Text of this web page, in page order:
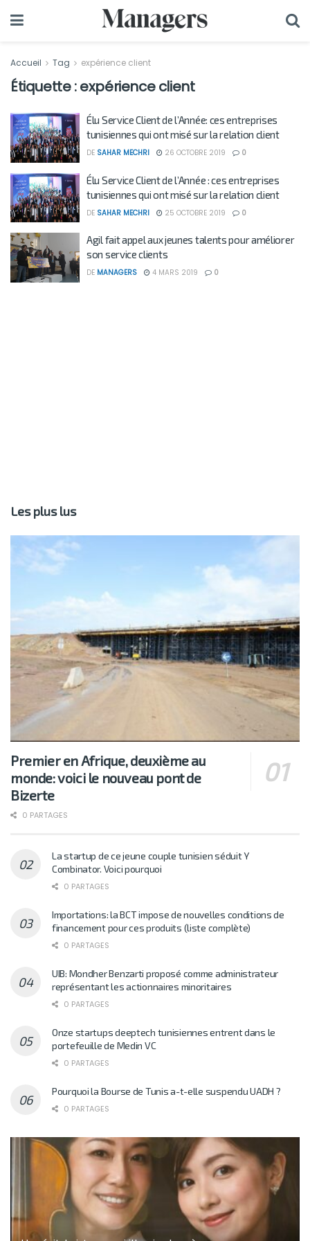
Accueil Tag expérience client
Étiquette :expérience client
Élu Service Client de l’Année: ces entreprises
tunisiennes qui ont misé sur la relation client
DE SAHAR MECHRI 26 OCTOBRE 2019 0
Élu Service Client de l’Année : ces entreprises
tunisiennes qui ont misé sur la relation client
DE SAHAR MECHRI 25 OCTOBRE 2019 0
Agil fait appel aux jeunes talents pour améliorer
son service clients
DE MANAGERS 4 MARS 2019 0
Les plus lus
Premier en Afrique, deuxième au
monde: voici le nouveau pont de
Bizerte
0 PARTAGES
La startup de ce jeune couple tunisien séduit Y
Combinator. Voici pourquoi
0 PARTAGES
Importations: la BCT impose de nouvelles conditions de
financement pour ces produits (liste complète)
0 PARTAGES
UIB: Mondher Benzarti proposé comme administrateur
représentant les actionnaires minoritaires
0 PARTAGES
Onze startups deeptech tunisiennes entrent dans le
portefeuille de Medin VC
0 PARTAGES
Pourquoi la Bourse de Tunis a-t-elle suspendu UADH ?
0 PARTAGES